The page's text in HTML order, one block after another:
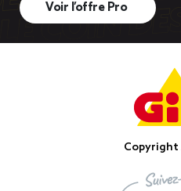
Voir l’offre Pro
Copyright